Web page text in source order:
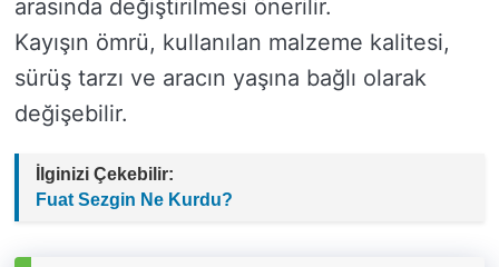
arasında değiştirilmesi önerilir.
Kayışın ömrü, kullanılan malzeme kalitesi,
sürüş tarzı ve aracın yaşına bağlı olarak
değişebilir.
İlginizi Çekebilir:
Fuat Sezgin Ne Kurdu?